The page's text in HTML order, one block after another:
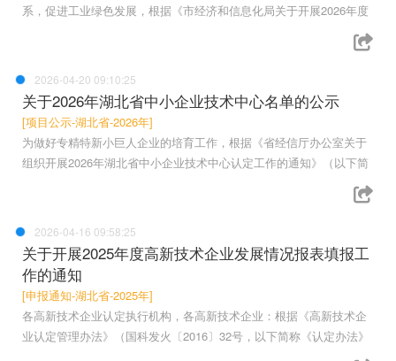
系，促进工业绿色发展，根据《市经济和信息化局关于开展2026年度
2026-04-20 09:10:25
关于2026年湖北省中小企业技术中心名单的公示
[项目公示-湖北省-2026年]
为做好专精特新小巨人企业的培育工作，根据《省经信厅办公室关于
组织开展2026年湖北省中小企业技术中心认定工作的通知》（以下简
2026-04-16 09:58:25
关于开展2025年度高新技术企业发展情况报表填报工
作的通知
[申报通知-湖北省-2025年]
各高新技术企业认定执行机构，各高新技术企业：根据《高新技术企
业认定管理办法》（国科发火〔2016〕32号，以下简称《认定办法》